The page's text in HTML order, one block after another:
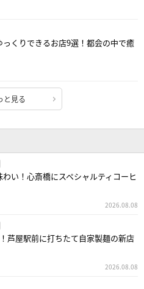
っくりできるお店9選！都会の中で癒
と見る
い！心斎橋にスペシャルティコーヒ
2026.08.08
芦屋駅前に打ちたて自家製麺の新店
2026.08.08